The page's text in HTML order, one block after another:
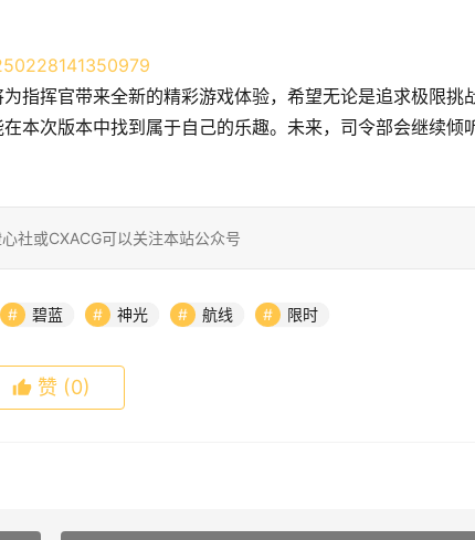
指挥官带来全新的精彩游戏体验，希望无论是追求极限挑
本次版本中找到属于自己的乐趣。未来，司令部会继续倾
社或CXACG可以关注本站公众号
碧蓝 神光 航线 限时
赞 (0)